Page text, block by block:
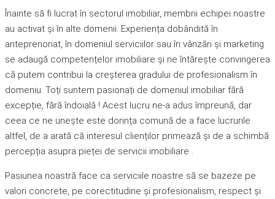
Înainte să fi lucrat în sectorul imobiliar, membrii echipei noastre
au activat și în alte domenii. Experiența dobândită în
anteprenoriat, în domeniul serviciilor sau în vânzări și marketing
se adaugă competențelor imobiliare și ne întărește convingerea
că putem contribui la creșterea gradului de profesionalism în
domeniu. Toți suntem pasionați de domeniul imobiliar fără
excepție, fără îndoială ! Acest lucru ne-a adus împreună, dar
ceea ce ne unește este dorința comună de a face lucrurile
altfel, de a arată că interesul clienților primează și de a schimbă
percepția asupra pieței de servicii imobiliare .
Pasiunea noastră face ca serviciile noastre să se bazeze pe
valori concrete, pe corectitudine și profesionalism, respect și